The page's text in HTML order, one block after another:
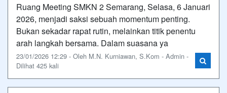
Ruang Meeting SMKN 2 Semarang, Selasa, 6 Januari
2026, menjadi saksi sebuah momentum penting.
Bukan sekadar rapat rutin, melainkan titik penentu
arah langkah bersama. Dalam suasana ya
23/01/2026 12:29 - Oleh M.N. Kurniawan, S.Kom - Admin -
Dilihat 425 kali